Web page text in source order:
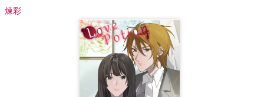
煉彩